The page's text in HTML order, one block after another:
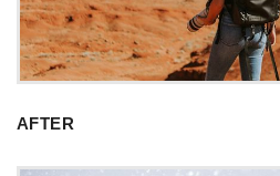
AFTER